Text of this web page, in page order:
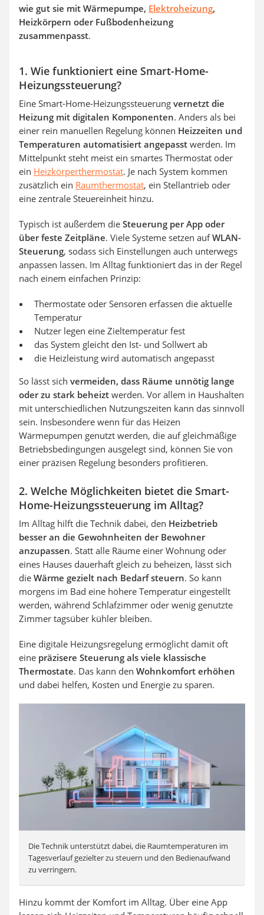
wie gut sie mit Wärmepumpe, Elektroheizung,
Heizkörpern oder Fußbodenheizung
zusammenpasst.
1. Wie funktioniert eine Smart-Home-
Heizungssteuerung?
Eine Smart-Home-Heizungssteuerung vernetzt die
Heizung mit digitalen Komponenten. Anders als bei
einer rein manuellen Regelung können Heizzeiten und
Temperaturen automatisiert angepasst werden. Im
Mittelpunkt steht meist ein smartes Thermostat oder
ein Heizkörperthermostat. Je nach System kommen
zusätzlich ein Raumthermostat, ein Stellantrieb oder
eine zentrale Steuereinheit hinzu.
Typisch ist außerdem die Steuerung per App oder
über feste Zeitpläne. Viele Systeme setzen aufWLAN-
Steuerung, sodass sich Einstellungen auch unterwegs
anpassen lassen. Im Alltag funktioniert das in der Regel
nach einem einfachen Prinzip:
Thermostate oder Sensoren erfassen die aktuelle
Temperatur
Nutzer legen eine Zieltemperatur fest
das System gleicht den Ist- und Sollwert ab
die Heizleistung wird automatisch angepasst
So lässt sich vermeiden, dass Räume unnötig lange
oder zu stark beheizt werden. Vor allem in Haushalten
mit unterschiedlichen Nutzungszeiten kann das sinnvoll
sein. Insbesondere wenn für das Heizen
Wärmepumpen genutzt werden, die auf gleichmäßige
Betriebsbedingungen ausgelegt sind, können Sie von
einer präzisen Regelung besonders profitieren.
2. Welche Möglichkeiten bietet die Smart-
Home-Heizungssteuerung im Alltag?
Im Alltag hilft die Technik dabei, den Heizbetrieb
besser an die Gewohnheiten der Bewohner
anzupassen. Statt alle Räume einer Wohnung oder
eines Hauses dauerhaft gleich zu beheizen, lässt sich
die Wärme gezielt nach Bedarf steuern. So kann
morgens im Bad eine höhere Temperatur eingestellt
werden, während Schlafzimmer oder wenig genutzte
Zimmer tagsüber kühler bleiben.
Eine digitale Heizungsregelung ermöglicht damit oft
eine präzisere Steuerung als viele klassische
Thermostate. Das kann den Wohnkomfort erhöhen
und dabei helfen, Kosten und Energie zu sparen.
Die Technik unterstützt dabei, die Raumtemperaturen im
Tagesverlauf gezielter zu steuern und den Bedienaufwand
zu verringern.
Hinzu kommt der Komfort im Alltag. Über eine App